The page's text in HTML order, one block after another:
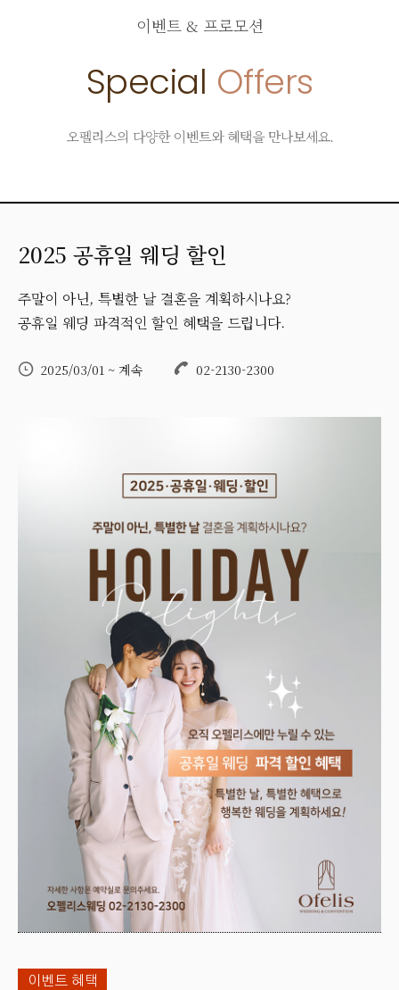
이벤트 & 프로모션
Special Offers
오펠리스의 다양한 이벤트와 혜택을 만나보세요.
2025 공휴일 웨딩 할인
주말이 아닌, 특별한 날 결혼을 계획하시나요?
공휴일 웨딩 파격적인 할인 혜택을 드립니다.
2025/03/01 ~ 계속 02-2130-2300
이벤트 혜택